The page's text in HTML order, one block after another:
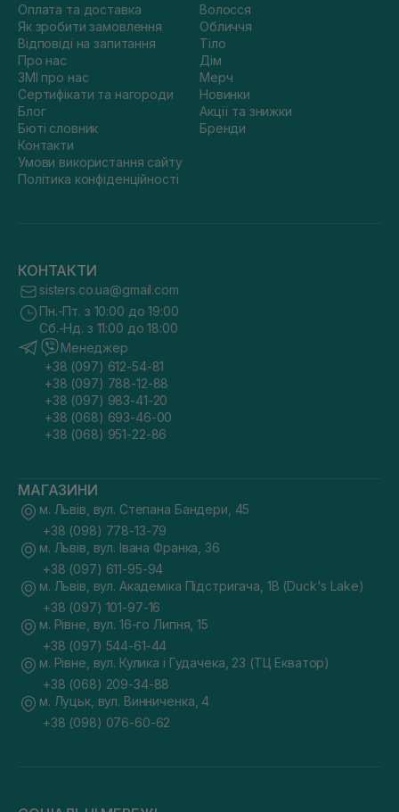
Оплата та доставка
Як зробити замовлення
Відповіді на запитання
Про нас
ЗМІ про нас
Сертифікати та нагороди
Блог
Бюті словник
Контакти
Умови використання сайту
Політика конфіденційності
Волосся
Обличчя
Тіло
Дім
Мерч
Новинки
Акції та знижки
Бренди
КОНТАКТИ
sisters.co.ua@gmail.com
Пн.-Пт. з 10:00 до 19:00
Сб.-Нд. з 11:00 до 18:00
Менеджер
+38 (097) 612-54-81
+38 (097) 788-12-88
+38 (097) 983-41-20
+38 (068) 693-46-00
+38 (068) 951-22-86
МАГАЗИНИ
м. Львів, вул. Степана Бандери, 45
+38 (098) 778-13-79
м. Львів, вул. Івана Франка, 36
+38 (097) 611-95-94
м. Львів, вул. Академіка Підстригача, 1В (Duck's Lake)
+38 (097) 101-97-16
м. Рівне, вул. 16-го Липня, 15
+38 (097) 544-61-44
м. Рівне, вул. Кулика і Гудачека, 23 (ТЦ Екватор)
+38 (068) 209-34-88
м. Луцьк, вул. Винниченка, 4
+38 (098) 076-60-62